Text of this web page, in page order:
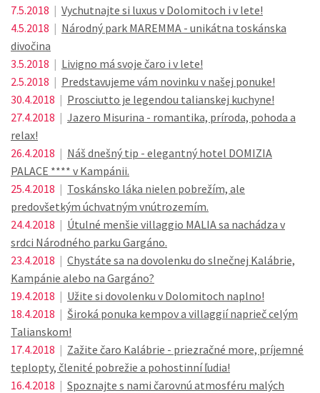
7.5.2018 | Vychutnajte si luxus v Dolomitoch i v lete!
4.5.2018 | Národný park MAREMMA - unikátna toskánska
divočina
3.5.2018 | Livigno má svoje čaro i v lete!
2.5.2018 | Predstavujeme vám novinku v našej ponuke!
30.4.2018 | Prosciutto je legendou talianskej kuchyne!
27.4.2018 | Jazero Misurina - romantika, príroda, pohoda a
relax!
26.4.2018 | Náš dnešný tip - elegantný hotel DOMIZIA
PALACE **** v Kampánii.
25.4.2018 | Toskánsko láka nielen pobrežím, ale
predovšetkým úchvatným vnútrozemím.
24.4.2018 | Útulné menšie villaggio MALIA sa nachádza v
srdci Národného parku Gargáno.
23.4.2018 | Chystáte sa na dovolenku do slnečnej Kalábrie,
Kampánie alebo na Gargáno?
19.4.2018 | Užite si dovolenku v Dolomitoch naplno!
18.4.2018 | Široká ponuka kempov a villaggií naprieč celým
Talianskom!
17.4.2018 | Zažite čaro Kalábrie - priezračné more, príjemné
teplopty, členité pobrežie a pohostinní ľudia!
16.4.2018 | Spoznajte s nami čarovnú atmosféru malých